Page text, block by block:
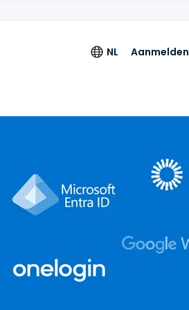
NL
Taal
Español
Français
Nederlands
Português
Aanmelden